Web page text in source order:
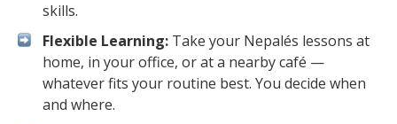
skills.
Flexible Learning: Take your Nepalés lessons at
home, in your office, or at a nearby café —
whatever fits your routine best. You decide when
and where.